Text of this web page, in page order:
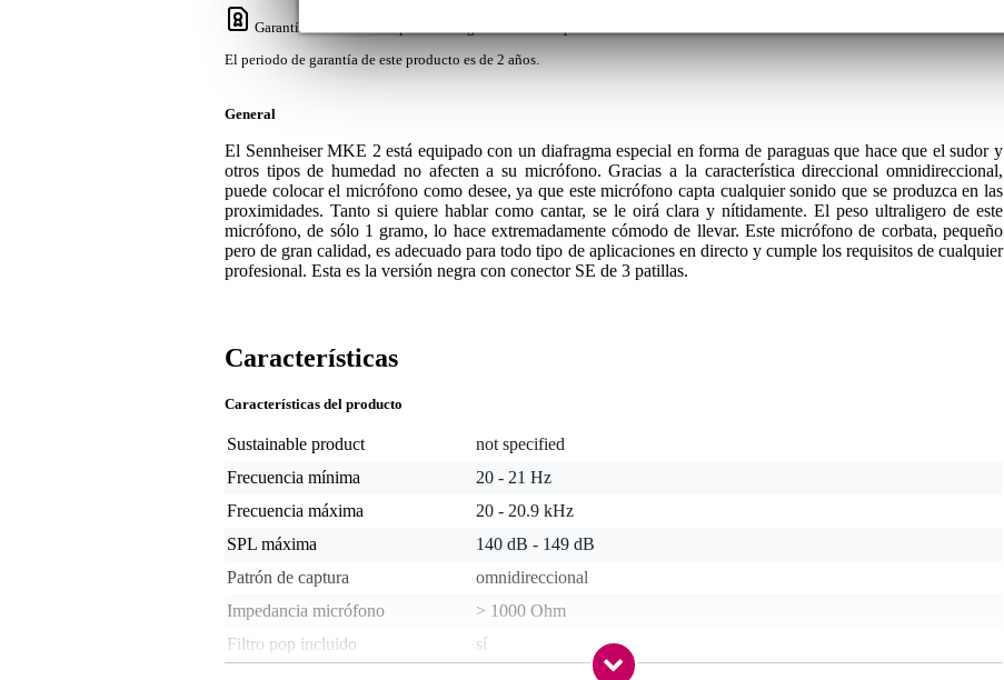
Garantía Bax Music
El periodo de garantía de este producto es de 2 años.
General
El Sennheiser MKE 2 está equipado con un diafragma especial en forma de paraguas que hace que el sudor y
otros tipos de humedad no afecten a su micrófono. Gracias a la característica direccional omnidireccional,
puede colocar el micrófono como desee, ya que este micrófono capta cualquier sonido que se produzca en las
proximidades. Tanto si quiere hablar como cantar, se le oirá clara y nítidamente. El peso ultraligero de este
micrófono, de sólo 1 gramo, lo hace extremadamente cómodo de llevar. Este micrófono de corbata, pequeño
pero de gran calidad, es adecuado para todo tipo de aplicaciones en directo y cumple los requisitos de cualquier
profesional. Esta es la versión negra con conector SE de 3 patillas.
Características
Características del producto
Sustainable product
not specified
Frecuencia mínima
20 - 21 Hz
Frecuencia máxima
20 - 20.9 kHz
SPL máxima
140 dB - 149 dB
Patrón de captura
omnidireccional
Impedancia micrófono
> 1000 Ohm
Filtro pop incluido
sí